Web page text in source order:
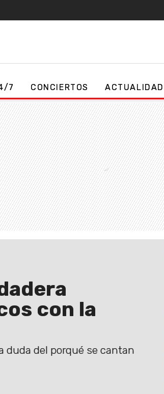
7 CONCIERTOS ACTUALIDAD
con la
duda del porqué se cantan